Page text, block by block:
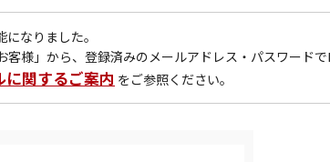
なりました。
様」から、登録済みのメールアドレス・パスワードで
関するご案内 をご参照ください。